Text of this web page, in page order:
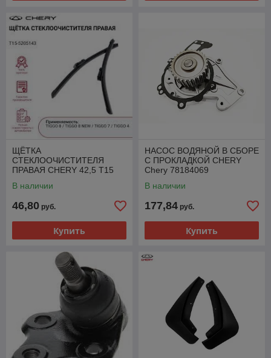
ЩЁТКА
СТЕКЛООЧИСТИТЕЛЯ
ПРАВАЯ CHERY 42,5 T15
В наличии
46,80 руб.
Купить
НАСОС ВОДЯНОЙ В СБОРЕ
С ПРОКЛАДКОЙ CHERY
Chery 78184069
В наличии
177,84 руб.
Купить